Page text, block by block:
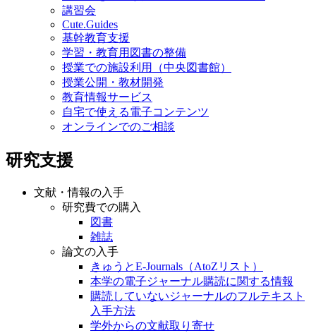
講習会
Cute.Guides
基幹教育支援
学習・教育用図書の整備
授業での施設利用（中央図書館）
授業公開・教材開発
教育情報サービス
自宅で使える電子コンテンツ
オンラインでのご相談
研究支援
文献・情報の入手
研究費での購入
図書
雑誌
論文の入手
きゅうとE-Journals（AtoZリスト）
本学の電子ジャーナル購読に関する情報
購読していないジャーナルのフルテキスト
入手方法
学外からの文献取り寄せ